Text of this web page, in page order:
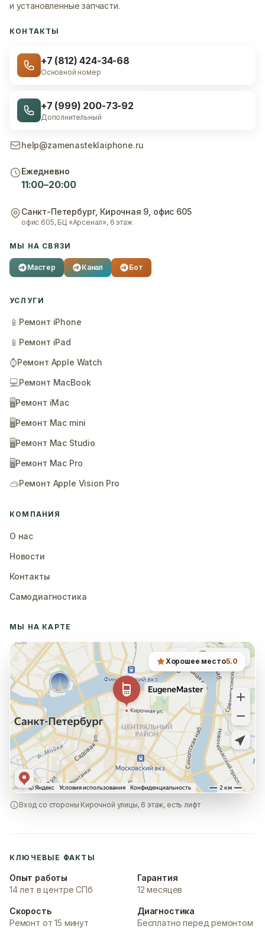
и установленные запчасти.
КОНТАКТЫ
+7 (812) 424-34-68
Основной номер
+7 (999) 200-73-92
Дополнительный
help@zamenasteklaiphone.ru
Ежедневно
11:00–20:00
Санкт-Петербург, Кирочная 9, офис 605
офис 605, БЦ «Арсенал», 6 этаж
МЫ НА СВЯЗИ
Мастер Канал Бот
УСЛУГИ
📱 Ремонт iPhone
📱 Ремонт iPad
⌚Ремонт Apple Watch
💻Ремонт MacBook
🖥️Ремонт iMac
🖥️Ремонт Mac mini
🖥️Ремонт Mac Studio
🖥️Ремонт Mac Pro
🥽Ремонт Apple Vision Pro
КОМПАНИЯ
О нас
Новости
Контакты
Самодиагностика
МЫ НА КАРТЕ
Хорошее место5.0
Вход со стороны Кирочной улицы, 6 этаж, есть лифт
КЛЮЧЕВЫЕ ФАКТЫ
Опыт работы
14 лет в центре СПб
Гарантия
12 месяцев
Скорость
Ремонт от 15 минут
Диагностика
Бесплатно перед ремонтом